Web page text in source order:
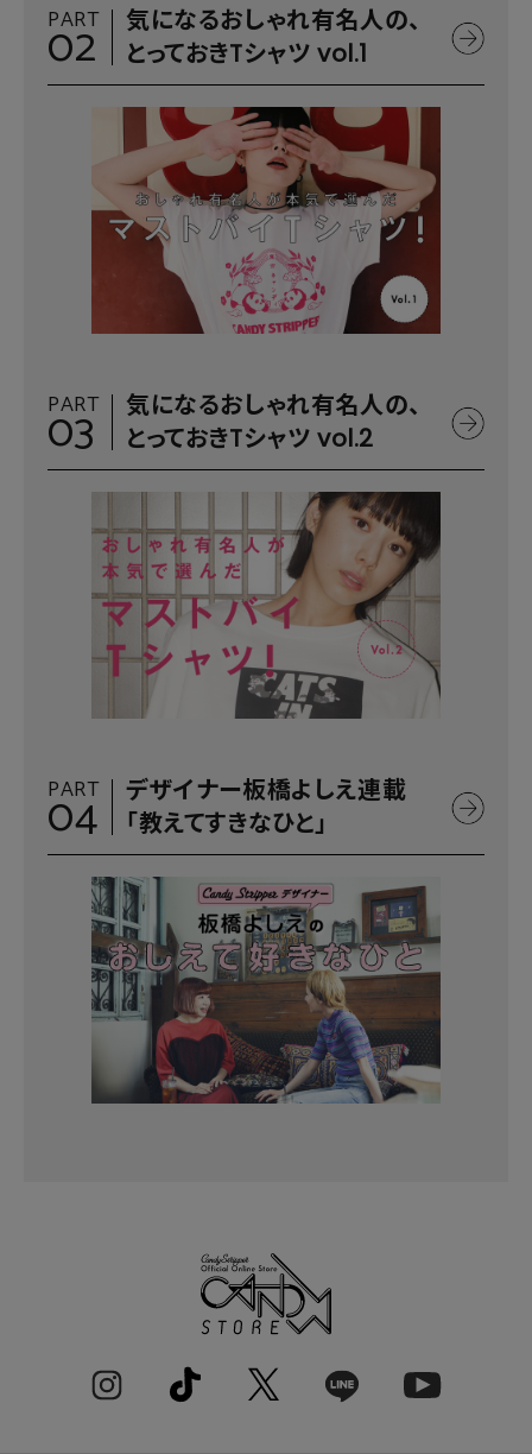
PART
02
気になるおしゃれ有名人の、
とっておきTシャツ vol.1
PART
03
気になるおしゃれ有名人の、
とっておきTシャツ vol.2
PART
04
デザイナー板橋よしえ連載
「教えてすきなひと」